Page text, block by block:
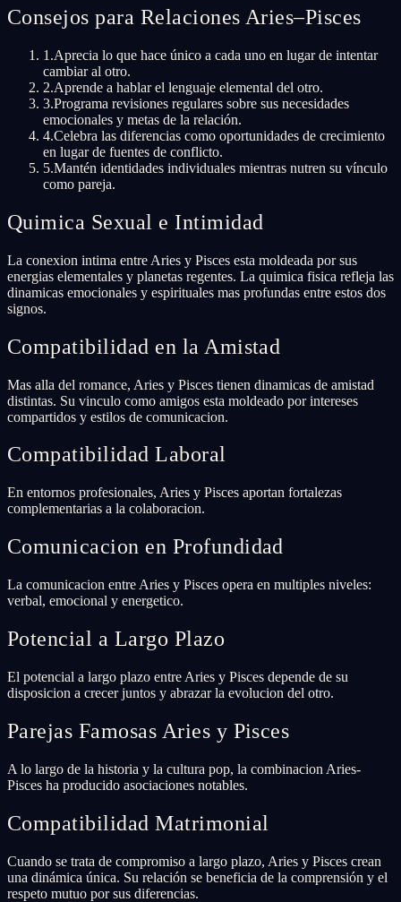
Consejos para Relaciones Aries–Pisces
1 .Aprecia lo que hace único a cada uno en lugar de intentar
cambiar al otro.
2.Aprende a hablar el lenguaje elemental del otro.
3.Programa revisiones regulares sobre sus necesidades
emocionales y metas de la relación.
4.Celebra las diferencias como oportunidades de crecimiento
en lugar de fuentes de conflicto.
5.Mantén identidades individuales mientras nutren su vínculo
como pareja.
Quimica Sexual e Intimidad
La conexion intima entre Aries y Pisces esta moldeada por sus
energias elementales y planetas regentes. La quimica fisica refleja las
dinamicas emocionales y espirituales mas profundas entre estos dos
signos.
Compatibilidad en la Amistad
Mas alla del romance, Aries y Pisces tienen dinamicas de amistad
distintas. Su vinculo como amigos esta moldeado por intereses
compartidos y estilos de comunicacion.
Compatibilidad Laboral
En entornos profesionales, Aries y Pisces aportan fortalezas
complementarias a la colaboracion.
Comunicacion en Profundidad
La comunicacion entre Aries y Pisces opera en multiples niveles:
verbal, emocional y energetico.
Potencial a Largo Plazo
El potencial a largo plazo entre Aries y Pisces depende de su
disposicion a crecer juntos y abrazar la evolucion del otro.
Parejas Famosas Aries y Pisces
A lo largo de la historia y la cultura pop, la combinacion Aries-
Pisces ha producido asociaciones notables.
Compatibilidad Matrimonial
Cuando se trata de compromiso a largo plazo, Aries y Pisces crean
una dinámica única. Su relación se beneficia de la comprensión y el
respeto mutuo por sus diferencias.